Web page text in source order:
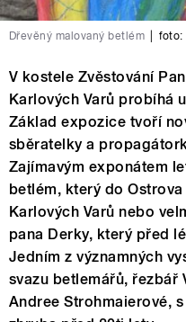
Dřevěný malovaný betlém foto:
V kostele Zvěstování
Karlových Varů probíhá
Základ expozice tvoří
sběratelky a
Zajímavým exponátem
betlém, který do
Karlových Varů nebo
pana Derky, který před
Jedním z významných
svazu betlemářů, řezbář
Andree Strohmaierové,